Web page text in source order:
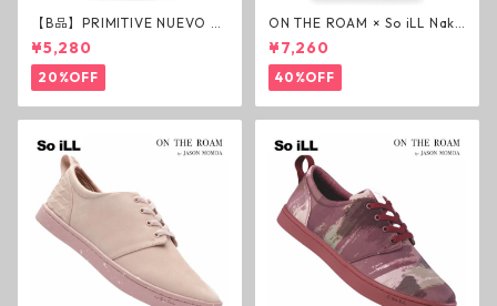
【B品】PRIMITIVE NUEVO SC
RIPT HW TEE WHITE ヘビー
ウェイトTシャツ ホワイト プ
リミティブ
¥5,280
20%OFF
ON THE ROAM × So iLL Nako
a Tee Tシャツ ウルフブラック
オンザローム ジェイソンモモ
ア OTR ビンテージ加工
¥7,260
40%OFF